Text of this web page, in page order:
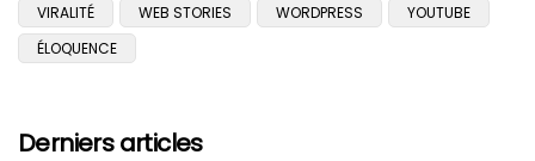
VIRALITÉ
WEB STORIES WORDPRESS
YOUTUBE
ÉLOQUENCE
Derniers articles